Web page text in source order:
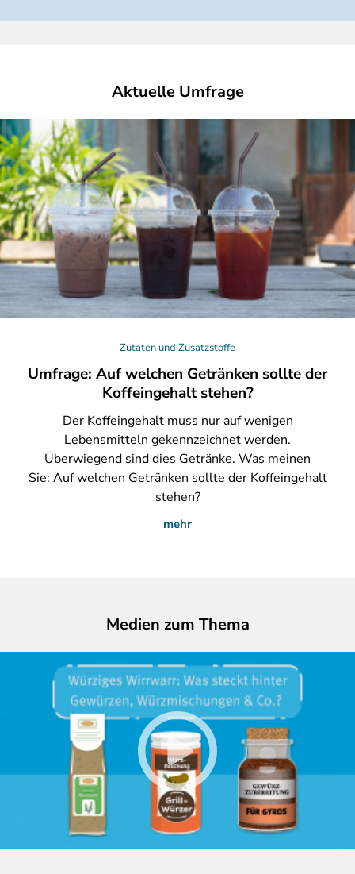
Aktuelle Umfrage
Zutaten und Zusatzstoffe
Umfrage: Auf welchen Getränken sollte der
Koffeingehalt stehen?
DerKoffeingehalt muss nur auf wenigen
Lebensmitteln gekennzeichnet werden.
Überwiegend sind dies Getränke. Was meinen
Sie: Auf welchen Getränken sollte der Koffeingehalt
stehen?
mehr
Medien zum Thema